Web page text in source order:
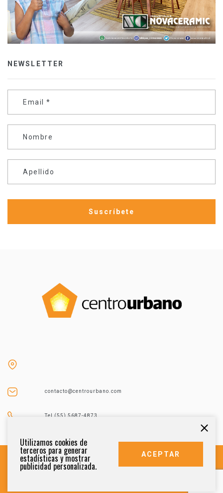
NEWSLETTER
Email *
Nombre
Apellido
contacto@centrourbano.com
Tel (55) 5687-4873
Utilizamos cookies de
terceros para generar
estadísticas y mostrar
publicidad personalizada.
ACEPTAR